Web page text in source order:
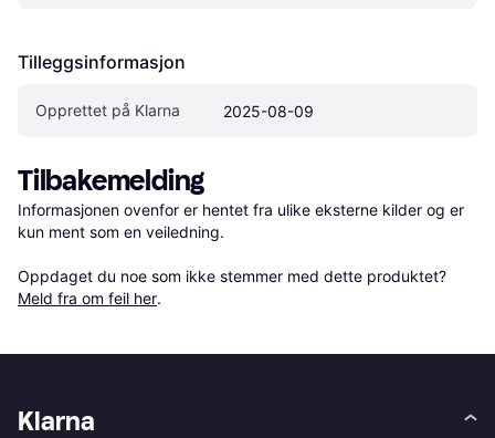
Tilleggsinformasjon
Opprettet på Klarna 2025-08-09
Tilbakemelding
Informasjonen ovenfor er hentet fra ulike eksterne kilder og er
kun ment som en veiledning.
Oppdaget du noe som ikke stemmer med dette produktet?
Meld fra om feil her.
Klarna